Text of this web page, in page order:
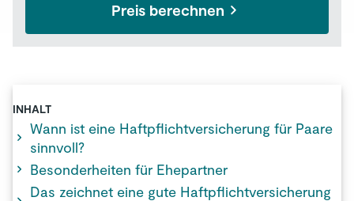
Preis berechnen
INHALT
Wann ist eine Haftpflichtversicherung für Paare
sinnvoll?
Besonderheiten für Ehepartner
Das zeichnet eine gute Haftpflichtversicherung